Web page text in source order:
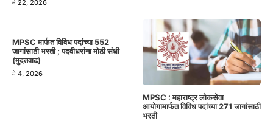
मे 22, 2026
MPSC मार्फत विविध पदांच्या 552
जागांसाठी भरती ; पदवीधरांना मोठी संधी
(मुदतवाढ)
मे 4, 2026
MPSC : महाराष्ट्र लोकसेवा
आयोगामार्फत विविध पदांच्या 271 जागांसाठी
भरती